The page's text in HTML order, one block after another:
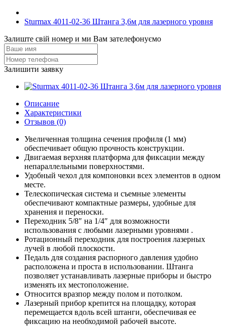
Sturmax 4011-02-36 Штанга 3,6м для лазерного уровня
Залиште свій номер и ми Вам зателефонуємо
Залишити заявку
Описание
Характеристики
Отзывов (0)
Увеличенная толщина сечения профиля (1 мм)
обеспечивает общую прочность конструкции.
Двигаемая верхняя платформа для фиксации между
непараллельными поверхностями.
Удобный чехол для компоновки всех элементов в одном
месте.
Телескопическая система и съемные элементы
обеспечивают компактные размеры, удобные для
хранения и переноски.
Переходник 5/8″ на 1/4″ для возможности
использования с любыми лазерными уровнями .
Ротационный переходник для построения лазерных
лучей в любой плоскости.
Педаль для создания распорного давления удобно
расположена и проста в использовании. Штанга
позволяет устанавливать лазерные приборы и быстро
изменять их местоположение.
Относится вразпор между полом и потолком.
Лазерный прибор крепится на площадку, которая
перемещается вдоль всей штанги, обеспечивая ее
фиксацию на необходимой рабочей высоте.